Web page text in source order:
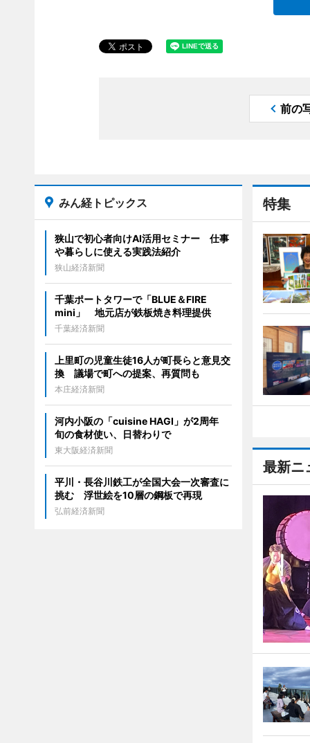
前の
特集
最新ニ
みん経トピックス
狭山で初心者向けAI活用セミナー 仕事
や暮らしに使える実践法紹介
狭山経済新聞
千葉ポートタワーで「BLUE＆FIRE
mini」 地元店が鉄板焼き料理提供
千葉経済新聞
上里町の児童生徒16人が町長らと意見交
換 議場で町への提案、再質問も
本庄経済新聞
河内小阪の「cuisine HAGI」が2周年
旬の食材使い、日替わりで
東大阪経済新聞
平川・長谷川鉄工が全国大会一次審査に
挑む 浮世絵を10層の鋼板で再現
弘前経済新聞